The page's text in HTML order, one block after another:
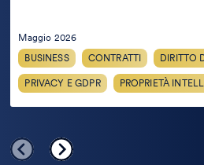
Maggio 2026
BUSINESS
CONTRATTI DIRITTO
PRIVACY E GDPR PROPRIETÀ